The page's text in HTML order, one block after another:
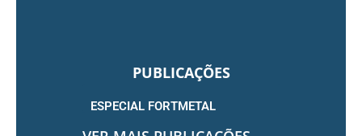
PUBLICAÇÕES
ESPECIAL FORTMETAL